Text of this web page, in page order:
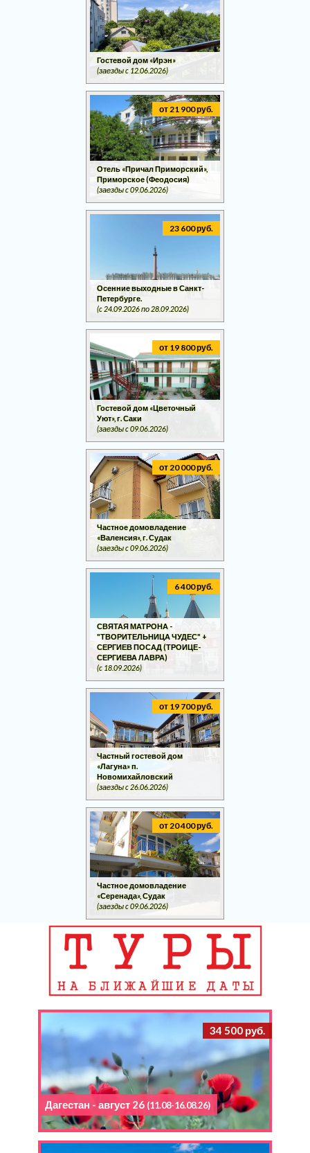
Гостевой дом «Ирэн»
(заезды c 12.06.2026)
от 21 900 руб.
Отель «Причал Приморский»,
Приморское (Феодосия)
(заезды c 09.06.2026)
23 600 руб.
Осенние выходные в Санкт-
Петербурге.
(c 24.09.2026 по 28.09.2026)
от 19 800 руб.
Гостевой дом «Цветочный
Уют», г. Саки
(заезды c 09.06.2026)
от 20 000 руб.
Частное домовладение
«Валенсия», г. Судак
(заезды c 09.06.2026)
6 400 руб.
СВЯТАЯ МАТРОНА -
"ТВОРИТЕЛЬНИЦА ЧУДЕС" +
СЕРГИЕВ ПОСАД (ТРОИЦЕ-
СЕРГИЕВА ЛАВРА)
(c 18.09.2026)
от 19 700 руб.
Частный гостевой дом
«Лагуна» п.
Новомихайловский
(заезды c 26.06.2026)
от 20 400 руб.
Частное домовладение
«Серенада», Судак
(заезды c 09.06.2026)
34 500 руб.
Дагестан - август 26 (11.08-16.08.26)